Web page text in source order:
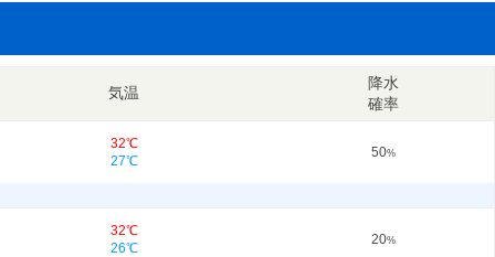
気温
降水
確率
32℃
27℃
50%
32℃
26℃
20%